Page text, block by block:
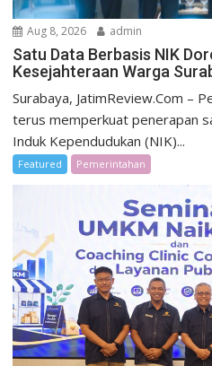
Aug 8, 2026 admin
Satu Data Berbasis NIK
Kesejahteraan Warga
Surabaya, JatimReview.Com –
terus memperkuat penerapan
Induk Kependudukan (NIK)...
Featured Pemerintahan